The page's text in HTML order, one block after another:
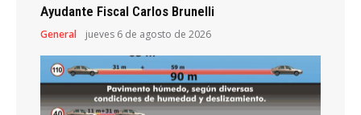
Ayudante Fiscal Carlos Brunelli
General jueves 6 de agosto de 2026